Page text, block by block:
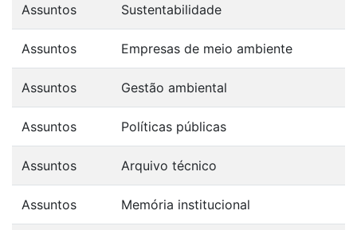
Assuntos Sustentabilidade
Assuntos Empresas de meio ambiente
Assuntos Gestão ambiental
Assuntos Políticas públicas
Assuntos Arquivo técnico
Assuntos Memória institucional